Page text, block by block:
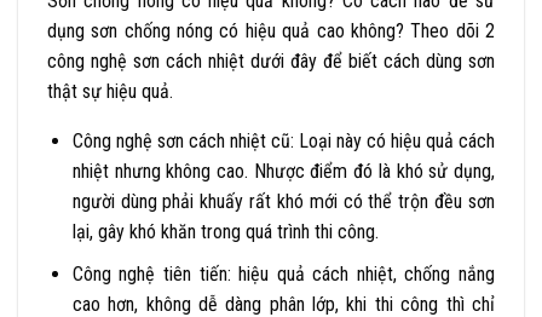
dụng sơn chống nóng có hiệu quả cao không? Theo dõi 2
công nghệ sơn cách nhiệt dưới đây để biết cách dùng sơn
thật sự hiệu quả.
Công nghệ sơn cách nhiệt cũ: Loại này có hiệu quả cách
nhiệt nhưng không cao. Nhược điểm đó là khó sử dụng,
người dùng phải khuấy rất khó mới có thể trộn đều sơn
lại, gây khó khăn trong quá trình thi công.
Công nghệ tiên tiến: hiệu quả cách nhiệt, chống nắng
cao hơn, không dễ dàng phân lớp, khi thi công thì chỉ